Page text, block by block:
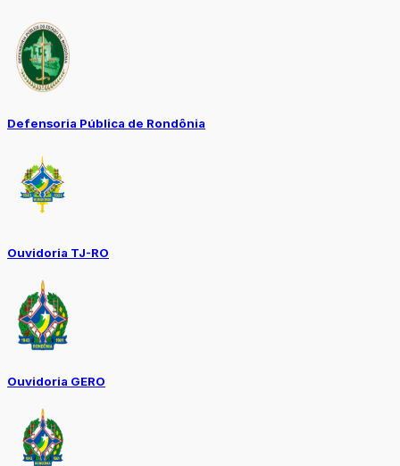
Defensoria Pública de Rondônia
Ouvidoria TJ-RO
Ouvidoria GERO